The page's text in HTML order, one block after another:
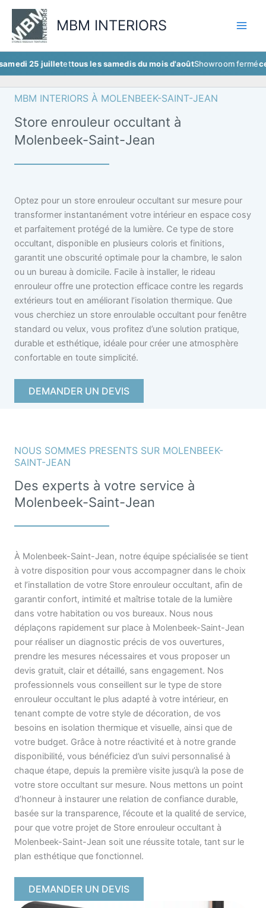
Aller
contenu
MBM INTERIORS
juillet ettous les samedis du mois d'aoûtShowroom ferméce samedi
MBM INTERIORS À MOLENBEEK-SAINT-JEAN
Store enrouleur occultant à
Molenbeek-Saint-Jean
Optez pour un store enrouleur occultant sur mesure pour
transformer instantanément votre intérieur en espace cosy
et parfaitement protégé de la lumière. Ce type de store
occultant, disponible en plusieurs coloris et finitions,
garantit une obscurité optimale pour la chambre, le salon
ou un bureau à domicile. Facile à installer, le rideau
enrouleur offre une protection efficace contre les regards
extérieurs tout en améliorant l’isolation thermique. Que
vous cherchiez un store enroulable occultant pour fenêtre
standard ou velux, vous profitez d’une solution pratique,
durable et esthétique, idéale pour créer une atmosphère
confortable en toute simplicité.
DEMANDER UN DEVIS
NOUS SOMMES PRESENTS SUR MOLENBEEK-
SAINT-JEAN
Des experts à votre service à
Molenbeek-Saint-Jean
À Molenbeek-Saint-Jean, notre équipe spécialisée se tient
à votre disposition pour vous accompagner dans le choix
et l’installation de votre Store enrouleur occultant, afin de
garantir confort, intimité et maîtrise totale de la lumière
dans votre habitation ou vos bureaux. Nous nous
déplaçons rapidement sur place à Molenbeek-Saint-Jean
pour réaliser un diagnostic précis de vos ouvertures,
prendre les mesures nécessaires et vous proposer un
devis gratuit, clair et détaillé, sans engagement. Nos
professionnels vous conseillent sur le type de store
enrouleur occultant le plus adapté à votre intérieur, en
tenant compte de votre style de décoration, de vos
besoins en isolation thermique et visuelle, ainsi que de
votre budget. Grâce à notre réactivité et à notre grande
disponibilité, vous bénéficiez d’un suivi personnalisé à
chaque étape, depuis la première visite jusqu’à la pose de
votre store occultant sur mesure. Nous mettons un point
d’honneur à instaurer une relation de confiance durable,
basée sur la transparence, l’écoute et la qualité de service,
pour que votre projet de Store enrouleur occultant à
Molenbeek-Saint-Jean soit une réussite totale, tant sur le
plan esthétique que fonctionnel.
DEMANDER UN DEVIS